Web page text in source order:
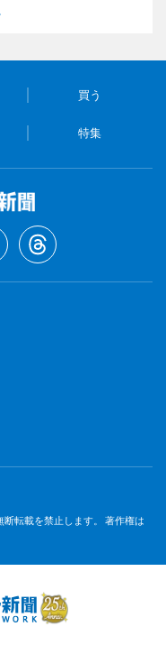
買う
特集
転載を禁止します。 著作権は